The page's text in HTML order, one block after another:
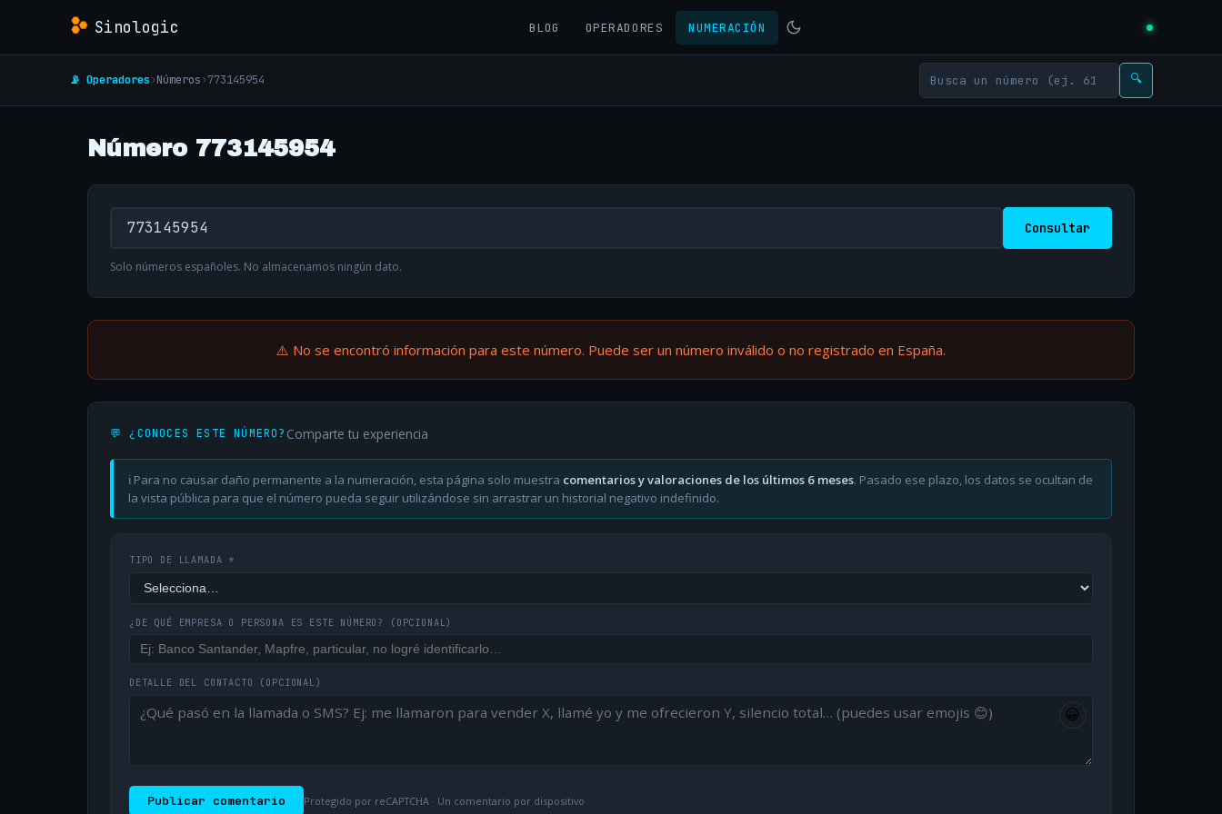
Sinologic BLOG OPERADORES NUMERACIÓN
📡 Operadores›Números›773145954 🔍
Número 773145954
Consultar
Solo números españoles. No almacenamos ningún dato.
⚠️ No se encontró información para este número. Puede ser un número inválido o no registrado en España.
💬 ¿CONOCES ESTE NÚMERO? Comparte tu experiencia
ℹ️ Para no causar daño permanente a la numeración, esta página solo muestra comentarios y valoraciones de los últimos 6 meses. Pasado ese plazo, los datos se ocultan de
la vista pública para que el número pueda seguir utilizándose sin arrastrar un historial negativo indefinido.
TIPO DE LLAMADA *
¿DE QUÉ EMPRESA O PERSONA ES ESTE NÚMERO? (OPCIONAL)
DETALLE DEL CONTACTO (OPCIONAL)
😀
Publicar comentario Protegido por reCAPTCHA · Un comentario por dispositivo